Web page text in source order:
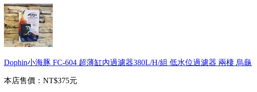
Dophin小海豚 FC-604 超薄缸內過濾器380L/H/組 低水位過濾器 兩棲 烏龜
本店售價： NT$375元